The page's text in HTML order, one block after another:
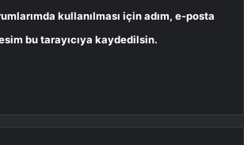
kullanılması için adım, e-posta
bu tarayıcıya kaydedilsin.